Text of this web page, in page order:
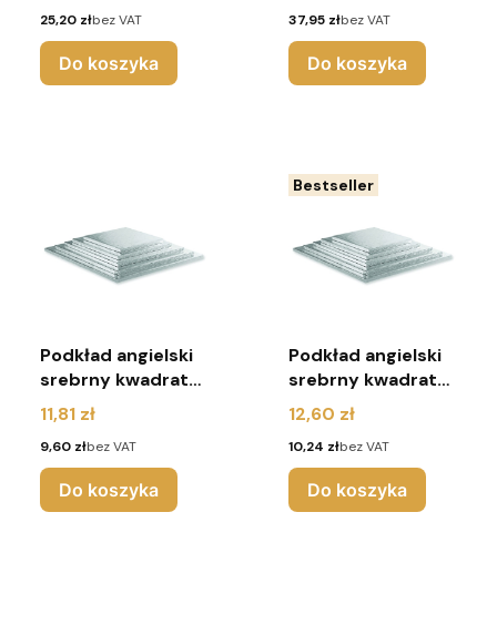
Cena
25,20 złbez VAT
Do koszyka
Cena
37,95 złbez VAT
Do koszyka
Podkład angielski
srebrny kwadrat
r.20x20
Cena
11,81 zł
Cena
9,60 złbez VAT
Do koszyka
Bestseller
Podkład angielski
srebrny kwadrat
r.25x25
Cena
12,60 zł
Cena
10,24 złbez VAT
Do koszyka